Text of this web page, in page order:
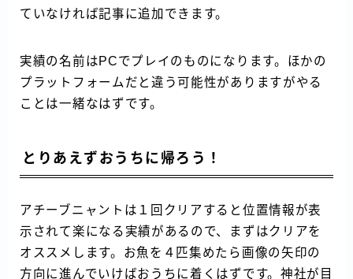
ていなければ記事に追加できます。
実績の名前はPCでプレイのものになります。ほかの
プラットフォームだと違う可能性がありますがやる
ことは一緒なはずです。
とりあえずおうちに帰ろう！
アチーブニャントは１回クリアすると位置情報が表
示されて楽になる実績があるので、まずはクリアを
オススメします。お魚を４匹集めたら画像の矢印の
方向に進んでいけばおうちに着くはずです。神社が目